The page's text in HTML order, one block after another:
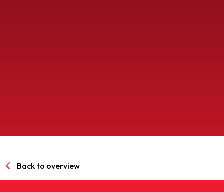
Back to overview